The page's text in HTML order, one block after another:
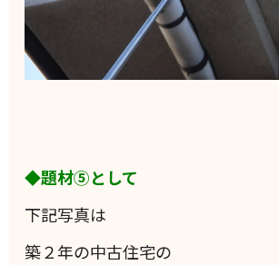
◆題材⑤として
下記写真は
築２年の中古住宅の